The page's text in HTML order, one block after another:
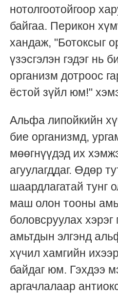
нотолгоотойгоор
байгаа. Перикон
хандаж, "Ботоксыг
үзэсгэлэн гэдэг нь
организм дотроос
ёстой зүйл юм!"
Альфа липойкийн
бие организмд,
мөөгнүүдэд их
агуулагддаг. Өдөр
шаардлагатай тунг
маш олон тооны
боловсруулах
амьтдын элгэнд
хүчил хамгийн
байдаг юм. Гэхдээ
аргачлалаар